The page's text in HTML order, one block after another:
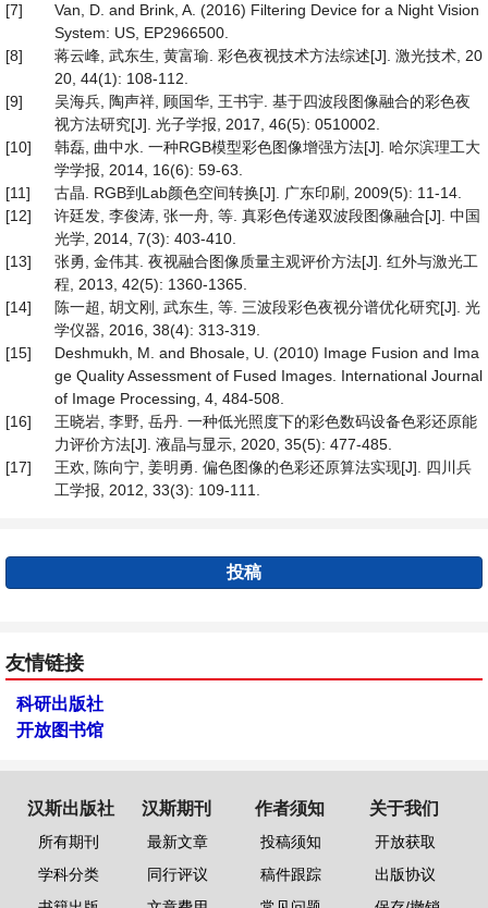
[7]
Van, D. and Brink, A. (2016) Filtering Device for a Night Vision
System: US, EP2966500.
[8]
蒋云峰, 武东生, 黄富瑜. 彩色夜视技术方法综述[J]. 激光技术, 20
20, 44(1): 108-112.
[9]
吴海兵, 陶声祥, 顾国华, 王书宇. 基于四波段图像融合的彩色夜
视方法研究[J]. 光子学报, 2017, 46(5): 0510002.
[10]
韩磊, 曲中水. 一种RGB模型彩色图像增强方法[J]. 哈尔滨理工大
学学报, 2014, 16(6): 59-63.
[11]
古晶. RGB到Lab颜色空间转换[J]. 广东印刷, 2009(5): 11-14.
[12]
许廷发, 李俊涛, 张一舟, 等. 真彩色传递双波段图像融合[J]. 中国
光学, 2014, 7(3): 403-410.
[13]
张勇, 金伟其. 夜视融合图像质量主观评价方法[J]. 红外与激光工
程, 2013, 42(5): 1360-1365.
[14]
陈一超, 胡文刚, 武东生, 等. 三波段彩色夜视分谱优化研究[J]. 光
学仪器, 2016, 38(4): 313-319.
[15]
Deshmukh, M. and Bhosale, U. (2010) Image Fusion and Ima
ge Quality Assessment of Fused Images. International Journal
of Image Processing, 4, 484-508.
[16]
王晓岩, 李野, 岳丹. 一种低光照度下的彩色数码设备色彩还原能
力评价方法[J]. 液晶与显示, 2020, 35(5): 477-485.
[17]
王欢, 陈向宁, 姜明勇. 偏色图像的色彩还原算法实现[J]. 四川兵
工学报, 2012, 33(3): 109-111.
投稿
友情链接
科研出版社
开放图书馆
汉斯出版社
所有期刊
学科分类
汉斯期刊
最新文章
同行评议
作者须知
投稿须知
稿件跟踪
关于我们
开放获取
出版协议